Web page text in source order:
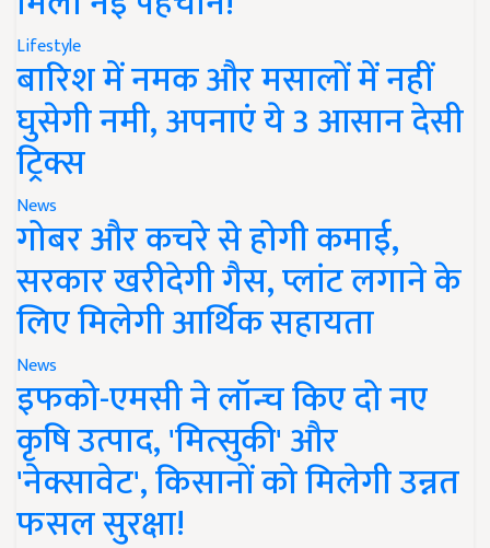
Lifestyle
बारिश में नमक और मसालों में नहीं
घुसेगी नमी, अपनाएं ये 3 आसान देसी
ट्रिक्स
News
गोबर और कचरे से होगी कमाई,
सरकार खरीदेगी गैस, प्लांट लगाने के
लिए मिलेगी आर्थिक सहायता
News
इफको-एमसी ने लॉन्च किए दो नए
कृषि उत्पाद, 'मित्सुकी' और
'नेक्सावेट', किसानों को मिलेगी उन्नत
फसल सुरक्षा!